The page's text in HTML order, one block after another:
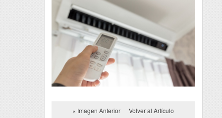
« Imagen Anterior Volver al Artículo